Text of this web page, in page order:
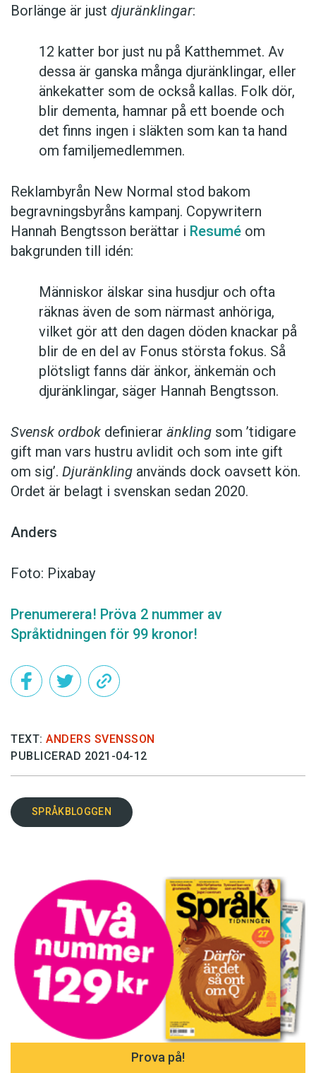
Borlänge är just djuränklingar:
12 katter bor just nu på Katthemmet. Av
dessa är ganska många djuränklingar, eller
änkekatter som de också kallas. Folk dör,
blir dementa, hamnar på ett boende och
det finns ingen i släkten som kan ta hand
om familjemedlemmen.
Reklambyrån New Normal stod bakom
begravningsbyråns kampanj. Copywritern
Hannah Bengtsson berättar i Resumé om
bakgrunden till idén:
Människor älskar sina husdjur och ofta
räknas även de som närmast anhöriga,
vilket gör att den dagen döden knackar på
blir de en del av Fonus största fokus. Så
plötsligt fanns där änkor, änkemän och
djuränklingar, säger Hannah Bengtsson.
Svensk ordbok definierar änkling som ’tidigare
gift man vars hustru av­lidit och som inte gift
om sig’. Djuränkling används dock oavsett kön.
Ordet är belagt i svenskan sedan 2020.
Anders
Foto: Pixabay
Prenumerera! Pröva 2 nummer av
Språktidningen för 99 kronor!
TEXT: ANDERS SVENSSON
PUBLICERAD 2021-04-12
SPRÅKBLOGGEN
Prova på!